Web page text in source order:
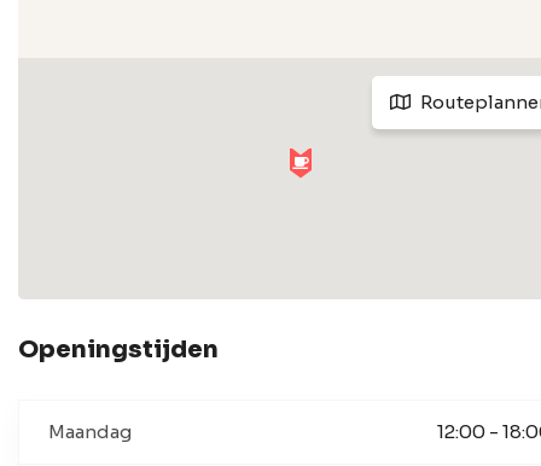
Openingstijden
Maandag 12:00 -